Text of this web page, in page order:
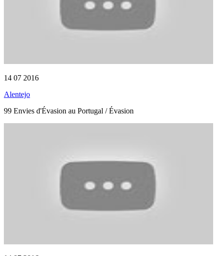
14 07 2016
Alentejo
99 Envies d'Évasion au Portugal / Évasion